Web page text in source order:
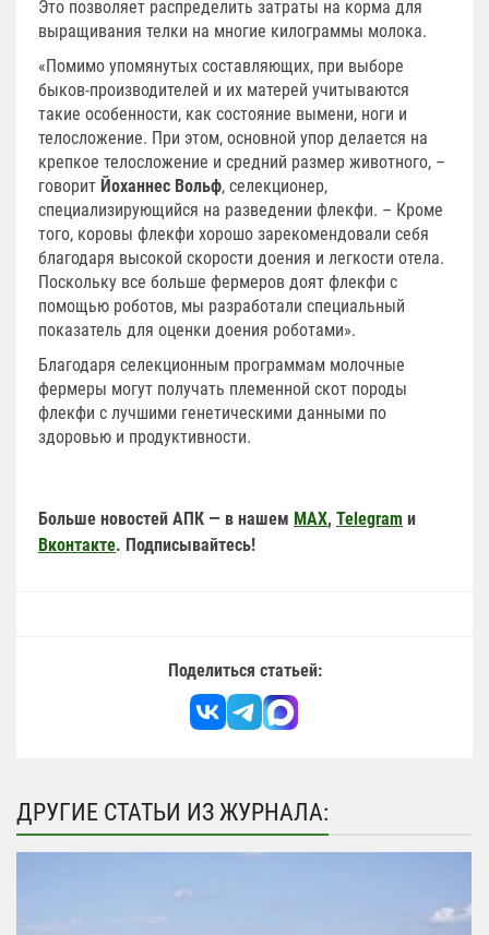
Это позволяет распределить затраты на корма для
выращивания телки на многие килограммы молока.
«Помимо упомянутых составляющих, при выборе
быков-производителей и их матерей учитываются
такие особенности, как состояние вымени, ноги и
телосложение. При этом, основной упор делается на
крепкое телосложение и средний размер животного, –
говорит Йоханнес Вольф, селекционер,
специализирующийся на разведении флекфи. – Кроме
того, коровы флекфи хорошо зарекомендовали себя
благодаря высокой скорости доения и легкости отела.
Поскольку все больше фермеров доят флекфи с
помощью роботов, мы разработали специальный
показатель для оценки доения роботами».
Благодаря селекционным программам молочные
фермеры могут получать племенной скот породы
флекфи с лучшими генетическими данными по
здоровью и продуктивности.
Больше новостей АПК — в нашем MAX, Telegram и
Вконтакте. Подписывайтесь!
Поделиться статьей:
ДРУГИЕ СТАТЬИ ИЗ ЖУРНАЛА: